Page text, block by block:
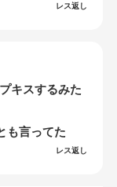
レス返し
キスするみた
も言ってた
レス返し